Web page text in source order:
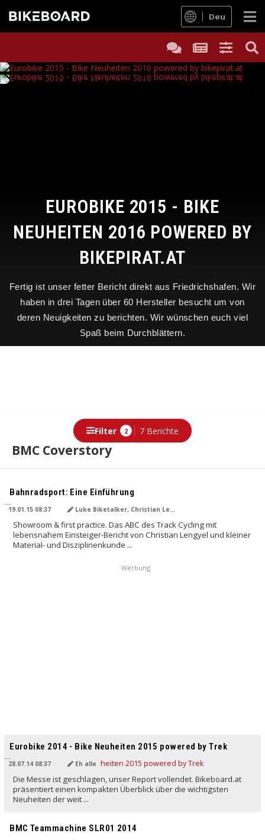
Deu
EUROBIKE 2015 - BIKE
NEUHEITEN 2016 POWERED BY
BIKEPIRAT.AT
Fertig ist unser fetter Bericht direkt aus Friedrichshafen. Wir
haben in drei Tagen über 60 Hersteller besucht um von
deren Neuigkeiten zu berichten. Wir wünschen euch viel
Spaß beim Durchblättern.
BMC Coverstory
Filter 2 7 Berichte
Berichte
Bahnradsport: Eine Einführung
19.01.15 08:37 Luke Biketalker, Christian Lengyel, NoMan
Showroom & first practice. Das ABC des Track Cycling mit
lebensnahem Einsteiger-Bericht von Christian Lengyel und kleiner
Material- und Disziplinenkunde ...
Werbung
Eurobike 2014 - Bike Neuheiten 2015 powered by Trek
28.07.14 08:37 Eh alle
Die Messe ist geschlagen, unser Report vollendet. Bikeboard.at
präsentiert einen kompakten Überblick über die wichtigsten
Neuheiten der weit ...
BMC Teammachine SLR01 2014